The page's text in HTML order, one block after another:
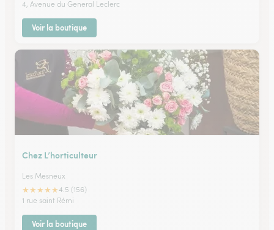
4, Avenue du General Leclerc
Voir la boutique
Chez L’horticulteur
Les Mesneux
★★★★★4.5 (156)
1 rue saint Rémi
Voir la boutique